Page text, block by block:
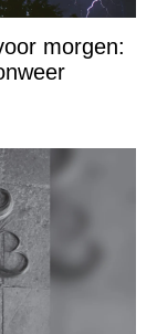
morgen: